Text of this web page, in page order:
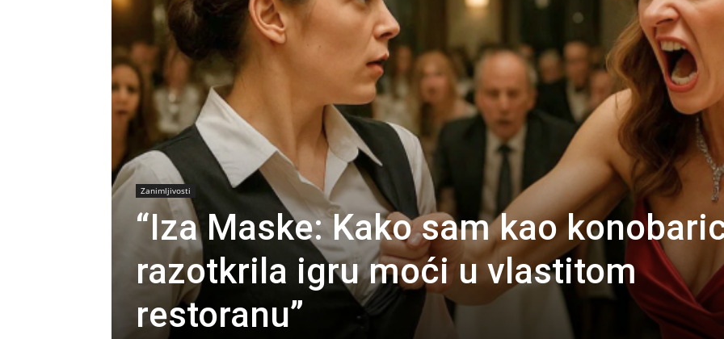
Zanimljivosti
“Iza Maske: Kako sam kao
razotkrila igru moći u vlastitom
restoranu”